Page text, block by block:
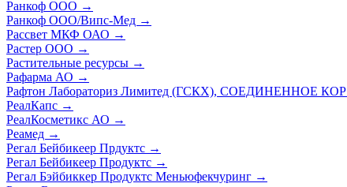
Ранкоф ООО →
Ранкоф ООО/Випс-Мед →
Рассвет МКФ ОАО →
Растер ООО →
Растительные ресурсы →
Рафарма АО →
Рафтон Лабораториз Лимитед (ГСКХ), СОЕДИНЕННОЕ КОР
РеалКапс →
РеалКосметикс АО →
Реамед →
Регал Бейбикеер Прдуктс →
Регал Бейбикеер Продуктс →
Регал Бэйбиккер Продуктс Меньюфекчуринг →